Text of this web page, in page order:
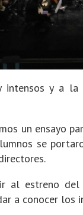
y a la
un ensayo
se
al estreno
a conocer